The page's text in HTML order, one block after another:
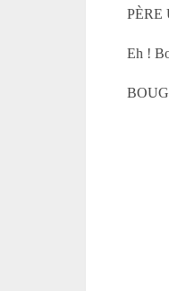
PÈRE
Eh !